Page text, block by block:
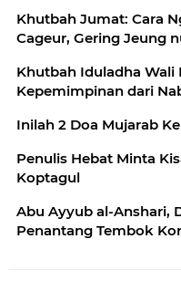
Khutbah Jumat: Cara
Cageur, Gering Jeung
Khutbah Iduladha Wali
Kepemimpinan dari
Inilah 2 Doa Mujarab
Penulis Hebat Minta
Koptagul
Abu Ayyub al-Anshari,
Penantang Tembok